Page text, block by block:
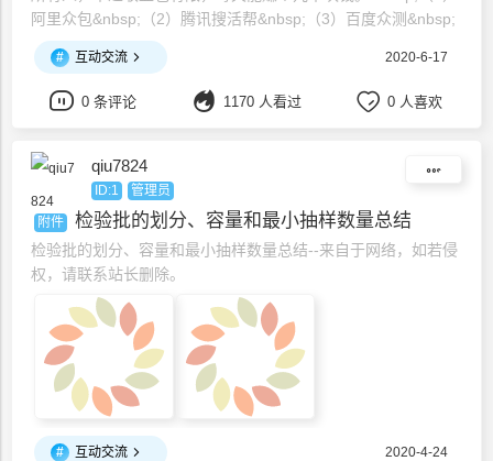
阿里众包&nbsp;（2）腾讯搜活帮&nbsp;（3）百度众测&nbsp;
（4）有道众包&nbsp;（5）京东微工&nbsp;（6）龙猫众包
&nbsp;（7）百川任务&nbsp;跑腿类&nbsp;跑
# 互动交流 2020-6-17
0 条评论 1170 人看过 0 人喜欢
qiu7824
ID:1 管理员
附件 检验批的划分、容量和最小抽样数量总结
检验批的划分、容量和最小抽样数量总结--来自于网络，如若侵
权，请联系站长删除。
# 互动交流 2020-4-24